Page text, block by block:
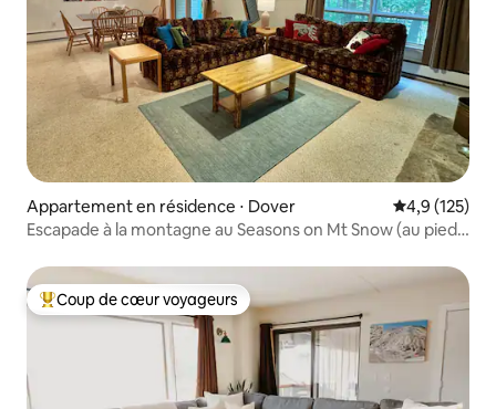
Appartement en résidence ⋅ Dover Évaluation
4,9 (125)
Escapade à la montagne au Seasons on Mt Snow (au pied
Coups de cœur voyageurs les plus appréciés
Coup de cœur voyageurs